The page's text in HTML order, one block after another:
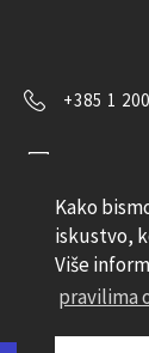
Kako
iskustvo,
Više
pravilima
+385 1
Pratite nas